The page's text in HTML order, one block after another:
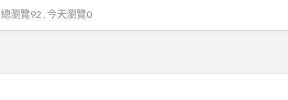
總瀏覽92 , 今天瀏覽0